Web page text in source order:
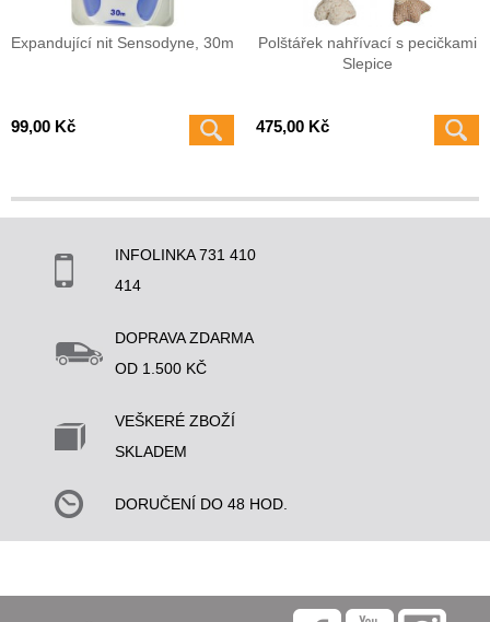
Expandující nit Sensodyne, 30m
99,00 Kč
Polštářek nahřívací s pecičkami
Slepice
475,00 Kč
INFOLINKA 731 410
414
DOPRAVA ZDARMA
OD 1.500 KČ
VEŠKERÉ ZBOŽÍ
SKLADEM
DORUČENÍ DO 48 HOD.